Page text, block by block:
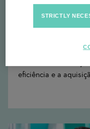
Pontoon
Pontoon:
eficiência e a
STRICTLY